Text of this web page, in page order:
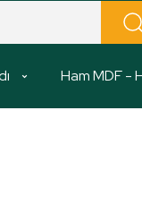
Ham MDF -